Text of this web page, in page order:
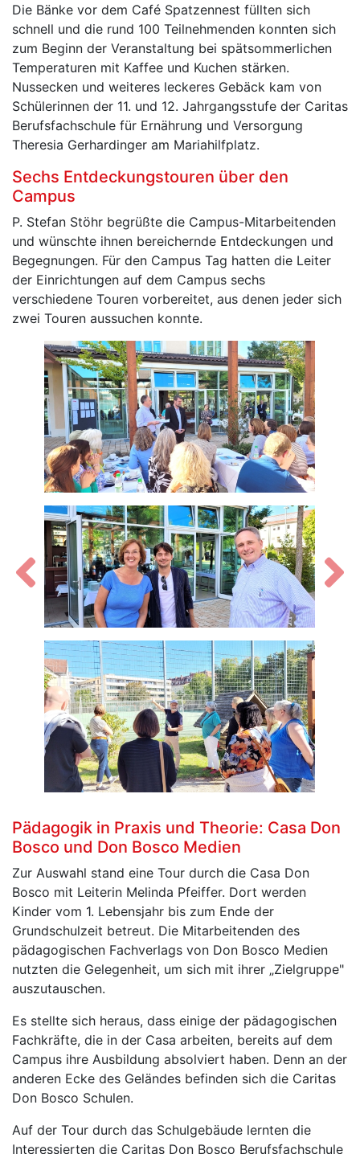
Die Bänke vor dem Café Spatzennest füllten sich
schnell und die rund 100 Teilnehmenden konnten sich
zum Beginn der Veranstaltung bei spätsommerlichen
Temperaturen mit Kaffee und Kuchen stärken.
Nussecken und weiteres leckeres Gebäck kam von
Schülerinnen der 11. und 12. Jahrgangsstufe der Caritas
Berufsfachschule für Ernährung und Versorgung
Theresia Gerhardinger am Mariahilfplatz.
Sechs Entdeckungstouren über den
Campus
P. Stefan Stöhr begrüßte die Campus-Mitarbeitenden
und wünschte ihnen bereichernde Entdeckungen und
Begegnungen. Für den Campus Tag hatten die Leiter
der Einrichtungen auf dem Campus sechs
verschiedene Touren vorbereitet, aus denen jeder sich
zwei Touren aussuchen konnte.
Zurück
Pädagogik in Praxis und Theorie: Casa Don
Bosco und Don Bosco Medien
Zur Auswahl stand eine Tour durch die Casa Don
Bosco mit Leiterin Melinda Pfeiffer. Dort werden
Kinder vom 1. Lebensjahr bis zum Ende der
Grundschulzeit betreut. Die Mitarbeitenden des
pädagogischen Fachverlags von Don Bosco Medien
nutzten die Gelegenheit, um sich mit ihrer „Zielgruppe"
auszutauschen.
Es stellte sich heraus, dass einige der pädagogischen
Fachkräfte, die in der Casa arbeiten, bereits auf dem
Campus ihre Ausbildung absolviert haben. Denn an der
anderen Ecke des Geländes befinden sich die Caritas
Don Bosco Schulen.
Auf der Tour durch das Schulgebäude lernten die
Interessierten die Caritas Don Bosco Berufsfachschule